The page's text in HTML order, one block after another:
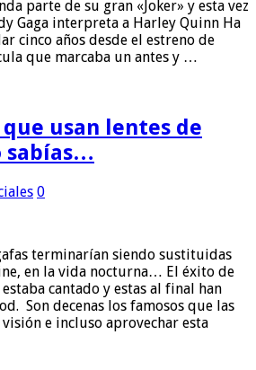
parte de su gran «Joker» y esta vez
Gaga interpreta a Harley Quinn Ha
cinco años desde el estreno de
que marcaba un antes y …
usan lentes de
sabías…
0
terminarían siendo sustituidas
en la vida nocturna… El éxito de
cantado y estas al final han
Son decenas los famosos que las
e incluso aprovechar esta